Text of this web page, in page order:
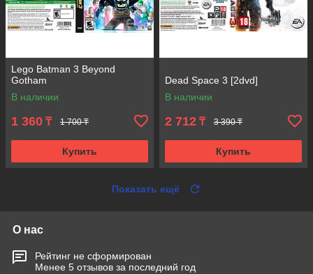
Lego Batman 3 Beyond
Gotham
В наличии
1 360 ₸ 1 700 ₸
Купить
Dead Space 3 [2dvd]
В наличии
2 712 ₸ 3 390 ₸
Купить
Показать ещё
О нас
Рейтинг не сформирован
Менее 5 отзывов за последний год